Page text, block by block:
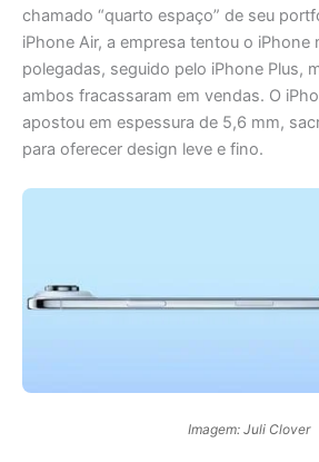
chamado “quarto espaço” de seu
iPhone Air, a empresa tentou o iPhone
polegadas, seguido pelo iPhone Plus,
ambos fracassaram em vendas. O
apostou em espessura de 5,6 mm,
para oferecer design leve e fino.
Imagem: Juli Clover